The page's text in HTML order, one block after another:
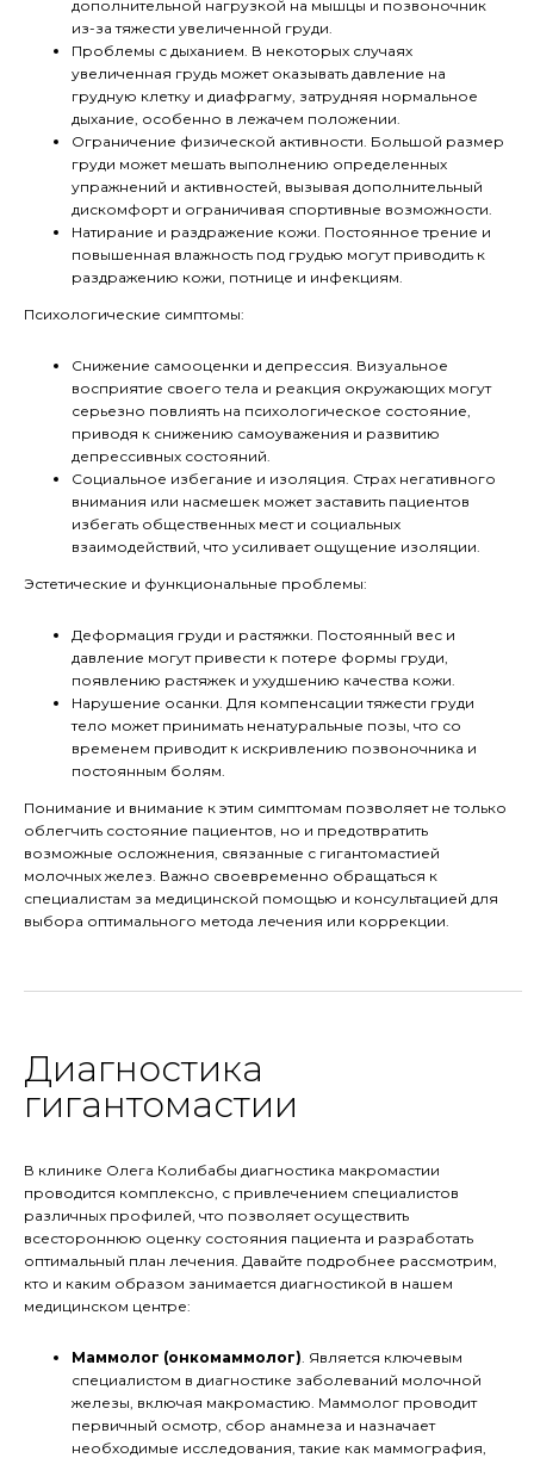
дополнительной нагрузкой на мышцы и позвоночник
из-за тяжести увеличенной груди.
Проблемы с дыханием. В некоторых случаях
увеличенная грудь может оказывать давление на
грудную клетку и диафрагму, затрудняя нормальное
дыхание, особенно в лежачем положении.
Ограничение физической активности. Большой размер
груди может мешать выполнению определенных
упражнений и активностей, вызывая дополнительный
дискомфорт и ограничивая спортивные возможности.
Натирание и раздражение кожи. Постоянное трение и
повышенная влажность под грудью могут приводить к
раздражению кожи, потнице и инфекциям.
Психологические симптомы:
Снижение самооценки и депрессия. Визуальное
восприятие своего тела и реакция окружающих могут
серьезно повлиять на психологическое состояние,
приводя к снижению самоуважения и развитию
депрессивных состояний.
Социальное избегание и изоляция. Страх негативного
внимания или насмешек может заставить пациентов
избегать общественных мест и социальных
взаимодействий, что усиливает ощущение изоляции.
Эстетические и функциональные проблемы:
Деформация груди и растяжки. Постоянный вес и
давление могут привести к потере формы груди,
появлению растяжек и ухудшению качества кожи.
Нарушение осанки. Для компенсации тяжести груди
тело может принимать ненатуральные позы, что со
временем приводит к искривлению позвоночника и
постоянным болям.
Понимание и внимание к этим симптомам позволяет не только
облегчить состояние пациентов, но и предотвратить
возможные осложнения, связанные с гигантомастией
молочных желез. Важно своевременно обращаться к
специалистам за медицинской помощью и консультацией для
выбора оптимального метода лечения или коррекции.
Диагностика
гигантомастии
В клинике Олега Колибабы диагностика макромастии
проводится комплексно, с привлечением специалистов
различных профилей, что позволяет осуществить
всестороннюю оценку состояния пациента и разработать
оптимальный план лечения. Давайте подробнее рассмотрим,
кто и каким образом занимается диагностикой в нашем
медицинском центре:
Маммолог (онкомаммолог). Является ключевым
специалистом в диагностике заболеваний молочной
железы, включая макромастию. Маммолог проводит
первичный осмотр, сбор анамнеза и назначает
необходимые исследования, такие как маммография,